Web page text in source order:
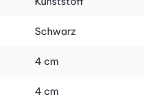
Schwarz
4 cm
4 cm